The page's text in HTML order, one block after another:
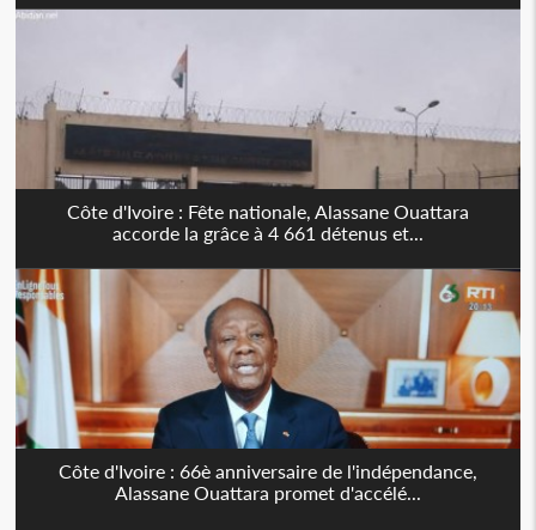
Côte d'Ivoire : Fête nationale, Alassane Ouattara
accorde la grâce à 4 661 détenus et...
Côte d'Ivoire : 66è anniversaire de l'indépendance,
Alassane Ouattara promet d'accélé...